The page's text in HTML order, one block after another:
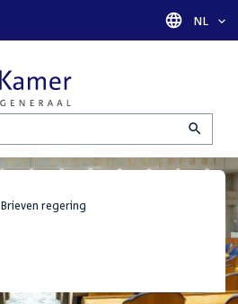
Taal
NL
Brieven regering